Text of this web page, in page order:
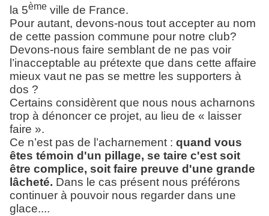
la 5ème ville de France.
Pour autant, devons-nous tout accepter au nom
de cette passion commune pour notre club?
Devons-nous faire semblant de ne pas voir
l’inacceptable au prétexte que dans cette affaire
mieux vaut ne pas se mettre les supporters à
dos ?
Certains considèrent que nous nous acharnons
trop à dénoncer ce projet, au lieu de « laisser
faire ».
Ce n’est pas de l’acharnement : quand vous
êtes témoin d'un pillage, se taire c'est soit
être complice, soit faire preuve d'une grande
lâcheté. Dans le cas présent nous préférons
continuer à pouvoir nous regarder dans une
glace....